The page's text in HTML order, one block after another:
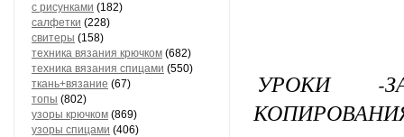
с рисунками (182)
салфетки (228)
свитеры (158)
техника вязания крючком (682)
техника вязания спицами (550)
ткань+вязание (67)
топы (802)
узоры крючком (869)
узоры спицами (406)
УРОКИ -